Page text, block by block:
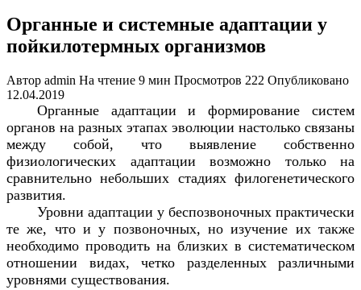
Органные и системные адаптации у
пойкилотермных организмов
Автор admin На чтение 9 мин Просмотров 222 Опубликовано
12.04.2019
Органные адаптации и формирование систем
органов на разных этапах эволюции настолько связаны
между собой, что выявление собственно
физиологических адаптации возможно только на
сравнительно небольших стадиях филогенетического
развития.
Уровни адаптации у беспозвоночных практически
те же, что и у позвоночных, но изучение их также
необходимо проводить на близких в систематическом
отношении видах, четко разделенных различными
уровнями существования.